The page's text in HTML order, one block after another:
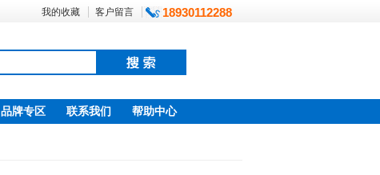
18930112288
我的收藏 客户留言
品牌专区 联系我们 帮助中心